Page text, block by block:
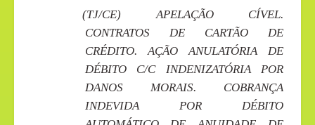
(TJ/CE) APELAÇÃO CÍVEL.
CONTRATOS DE CARTÃO DE
CRÉDITO. AÇÃO ANULATÓRIA DE
DÉBITO C/C INDENIZATÓRIA POR
DANOS MORAIS. COBRANÇA
INDEVIDA POR DÉBITO